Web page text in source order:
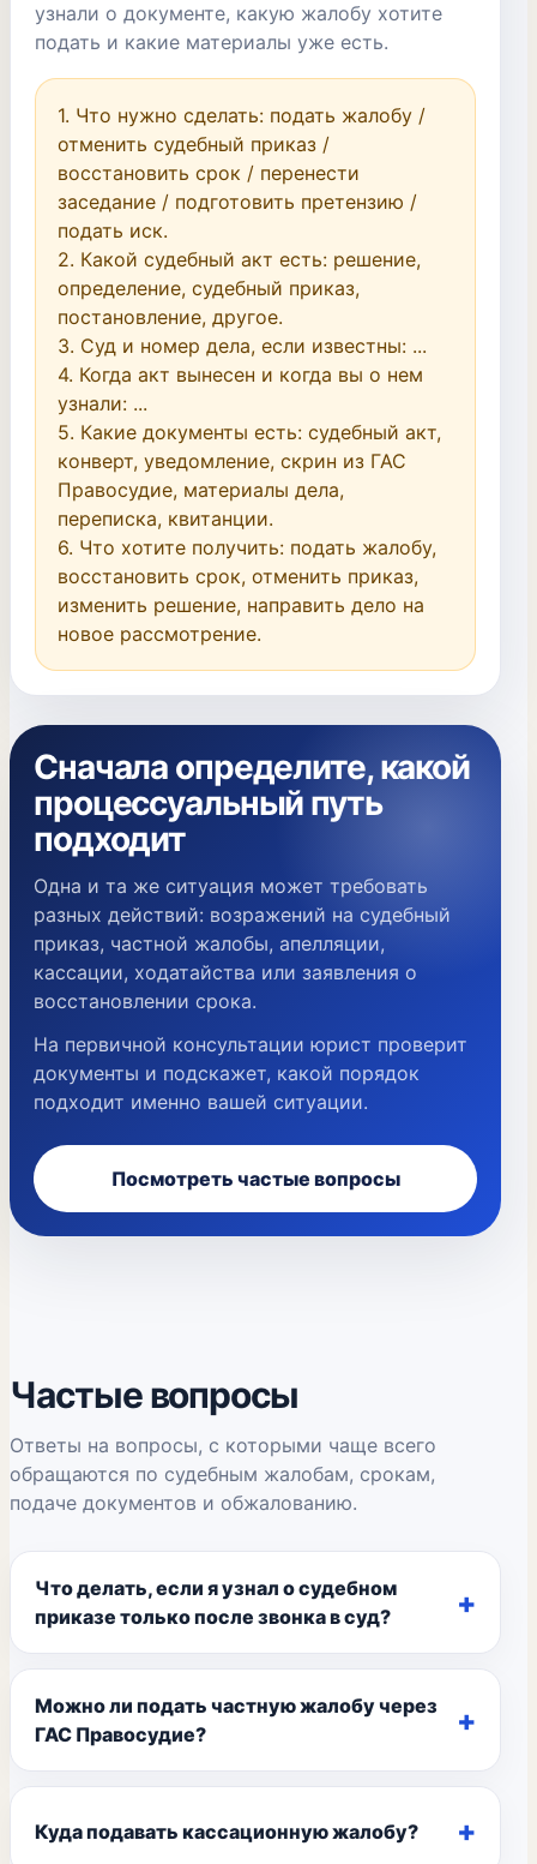
узнали о документе, какую жалобу хотите
подать и какие материалы уже есть.
1. Что нужно сделать: подать жалобу /
отменить судебный приказ /
восстановить срок / перенести
заседание / подготовить претензию /
подать иск.
2. Какой судебный акт есть: решение,
определение, судебный приказ,
постановление, другое.
3. Суд и номер дела, если известны: ...
4. Когда акт вынесен и когда вы о нем
узнали: ...
5. Какие документы есть: судебный акт,
конверт, уведомление, скрин из ГАС
Правосудие, материалы дела,
переписка, квитанции.
6. Что хотите получить: подать жалобу,
восстановить срок, отменить приказ,
изменить решение, направить дело на
новое рассмотрение.
Сначала определите, какой
процессуальный путь
подходит
Одна и та же ситуация может требовать
разных действий: возражений на судебный
приказ, частной жалобы, апелляции,
кассации, ходатайства или заявления о
восстановлении срока.
На первичной консультации юрист проверит
документы и подскажет, какой порядок
подходит именно вашей ситуации.
Посмотреть частые вопросы
Частые вопросы
Ответы на вопросы, с которыми чаще всего
обращаются по судебным жалобам, срокам,
подаче документов и обжалованию.
Что делать, если я узнал о судебном
приказе только после звонка в суд?
Можно ли подать частную жалобу через
ГАС Правосудие?
Куда подавать кассационную жалобу?